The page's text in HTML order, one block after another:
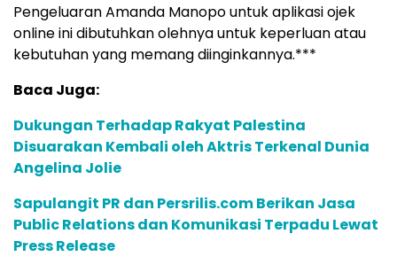
Pengeluaran Amanda Manopo untuk aplikasi ojek
online ini dibutuhkan olehnya untuk keperluan atau
kebutuhan yang memang diinginkannya.***
Baca Juga:
Dukungan Terhadap Rakyat Palestina
Disuarakan Kembali oleh Aktris Terkenal Dunia
Angelina Jolie
Sapulangit PR dan Persrilis.com Berikan Jasa
Public Relations dan Komunikasi Terpadu Lewat
Press Release